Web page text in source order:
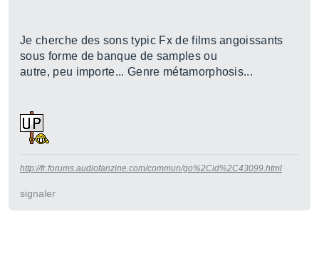
Je cherche des sons typic Fx de films angoissants
sous forme de banque de samples ou
autre, peu importe... Genre métamorphosis...
http://fr.forums.audiofanzine.com/commun/go%2Cid%2C43099.html
signaler